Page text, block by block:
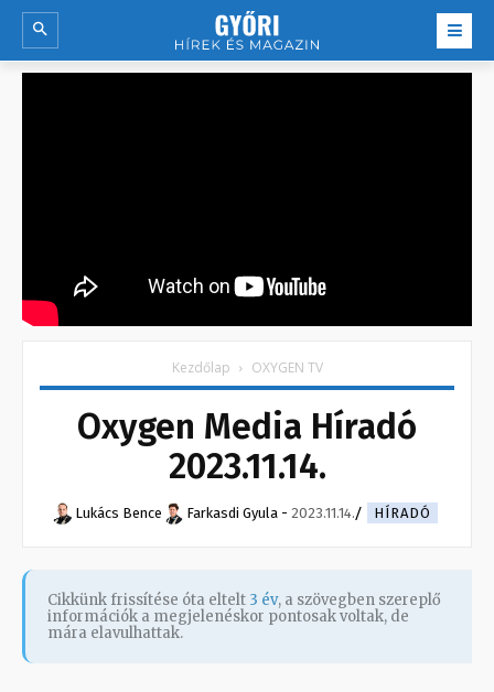
Kezdőlap OXYGEN TV
Oxygen Media Híradó
2023.11.14.
Lukács Bence Farkasdi Gyula - 2023.11.14. HÍRADÓ
Cikkünk frissítése óta eltelt 3 év, a szövegben szereplő
információk a megjelenéskor pontosak voltak, de
mára elavulhattak.